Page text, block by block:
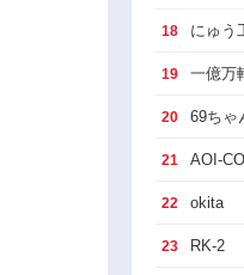
18 にゅう
19 一億万
20 69ちゃ
21 AOI-
22 okita
23 RK-2